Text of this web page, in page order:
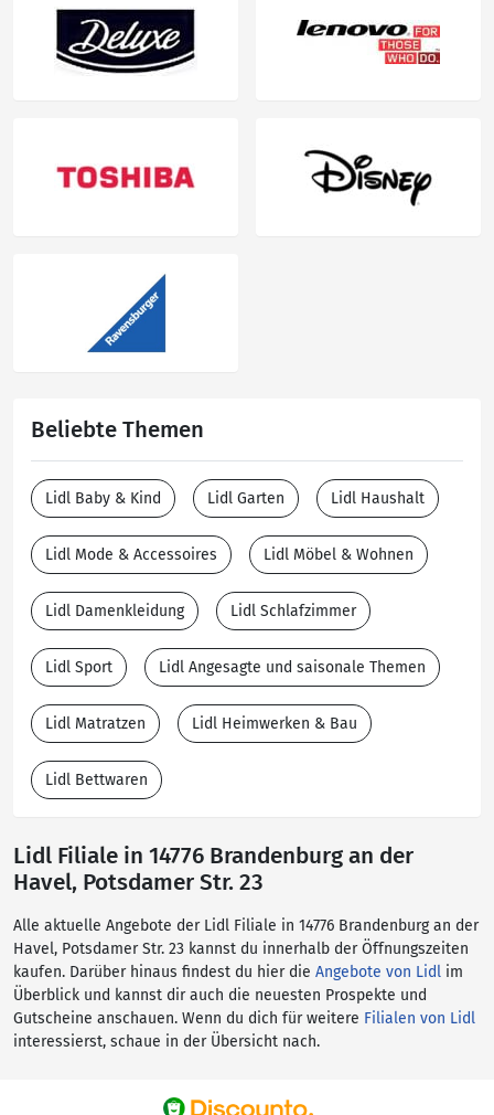
Beliebte Themen
Lidl Baby & Kind Lidl Garten Lidl Haushalt
Lidl Mode & Accessoires Lidl Möbel & Wohnen
Lidl Damenkleidung Lidl Schlafzimmer
Lidl Sport Lidl Angesagte und saisonale Themen
Lidl Matratzen Lidl Heimwerken & Bau
Lidl Bettwaren
Lidl Filiale in 14776 Brandenburg an der
Havel, Potsdamer Str. 23
Alle aktuelle Angebote der Lidl Filiale in 14776 Brandenburg an der
Havel, Potsdamer Str. 23 kannst du innerhalb der Öffnungszeiten
kaufen. Darüber hinaus findest du hier die Angebote von Lidl im
Überblick und kannst dir auch die neuesten Prospekte und
Gutscheine anschauen. Wenn du dich für weitere Filialen von Lidl
interessierst, schaue in der Übersicht nach.